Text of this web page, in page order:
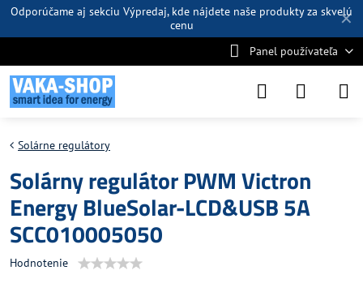
✕
Odporúčame aj sekciu Výpredaj, kde nájdete naše produkty za skvelú
cenu
Panel používateľa
Solárne regulátory
Solárny regulátor PWM Victron
Energy BlueSolar-LCD&USB 5A
SCC010005050
Hodnotenie